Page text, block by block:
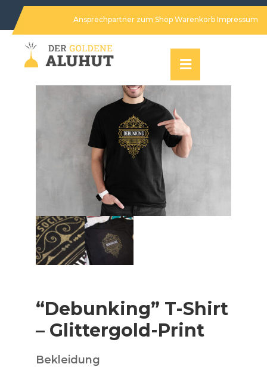
Ansprechpartner zum Shop Warenkorb Impressum
“Debunking” T-Shirt
– Glittergold-Print
Bekleidung